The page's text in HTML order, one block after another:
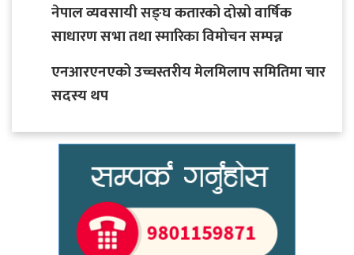
नेपाल व्यवसायी सङ्घ कतारको दोस्रो वार्षिक
साधारण सभा तथा स्मारिका विमोचन सम्पन्न
एनआरएनएको उच्चस्तरीय मेलमिलाप समितिमा चार
सदस्य थप